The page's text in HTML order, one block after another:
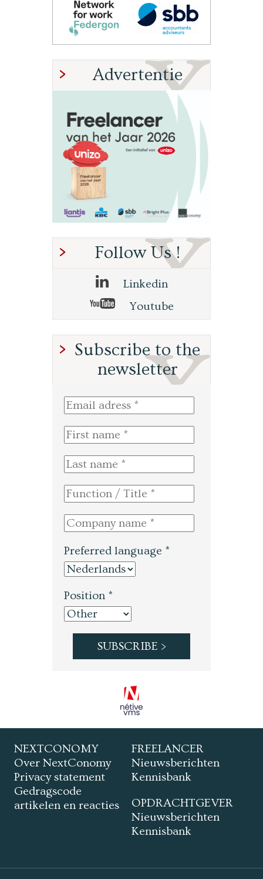
Advertentie
Follow Us !
Linkedin
Youtube
Subscribe to the
newsletter
Preferred language *
Position *
NEXTCONOMY
Over NextConomy
Privacy statement
Gedragscode
artikelen en reacties
FREELANCER
Nieuwsberichten
Kennisbank
OPDRACHTGEVER
Nieuwsberichten
Kennisbank